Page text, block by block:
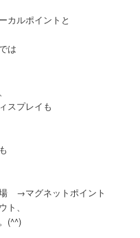
カルポイントと
は
スプレイも
→マグネットポイント
、
(^^)